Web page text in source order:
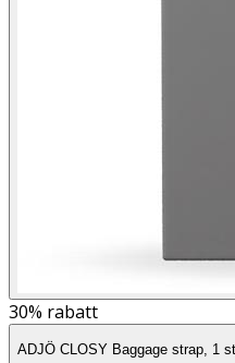
30% rabatt
ADJÖ CLOSY Baggage strap, 1